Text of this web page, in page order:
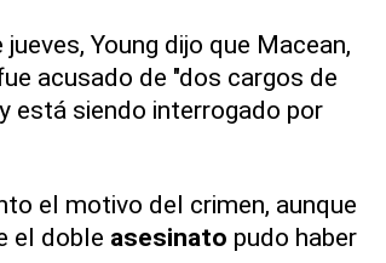
Young dijo que Macean,
acusado de "dos cargos de
está siendo interrogado por
el motivo del crimen, aunque
el doble asesinato pudo haber